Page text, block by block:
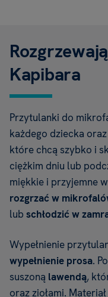
Kapibara
Przytulanki do
każdego dziecka
które chcą szybko i
ciężkim dniu lub
miękkie i przyjemne
rozgrzać w
lub schłodzić w
Wypełnienie
wypełnienie prosa.
suszoną lawendą,
oraz ziołami.